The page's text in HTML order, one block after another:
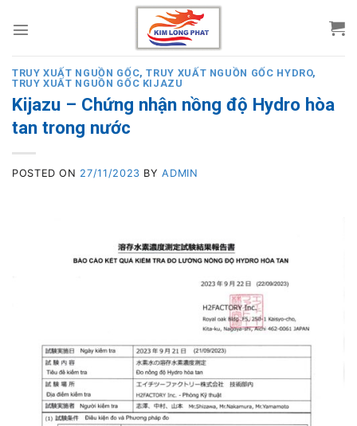
TRUY XUẤT NGUỒN GỐC,TRUY XUẤT NGUỒN GỐC HYDRO,
TRUY XUẤT NGUỒN GỐC KIJAZU
Kijazu – Chứng nhận nồng độ Hydro hòa
tan trong nước
POSTED ON 27/11/2023 BYADMIN